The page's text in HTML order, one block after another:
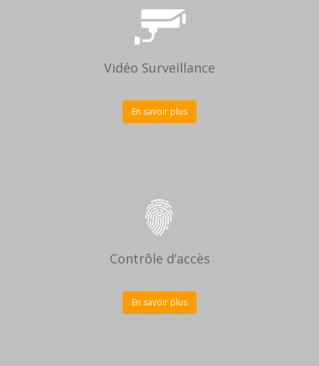
Vidéo Surveillance
En savoir plus
Contrôle d’accès
En savoir plus